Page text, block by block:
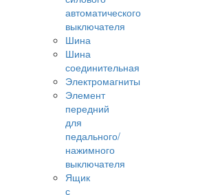
автоматического
выключателя
Шина
Шина
соединительная
Электромагниты
Элемент
передний
для
педального/
нажимного
выключателя
Ящик
с